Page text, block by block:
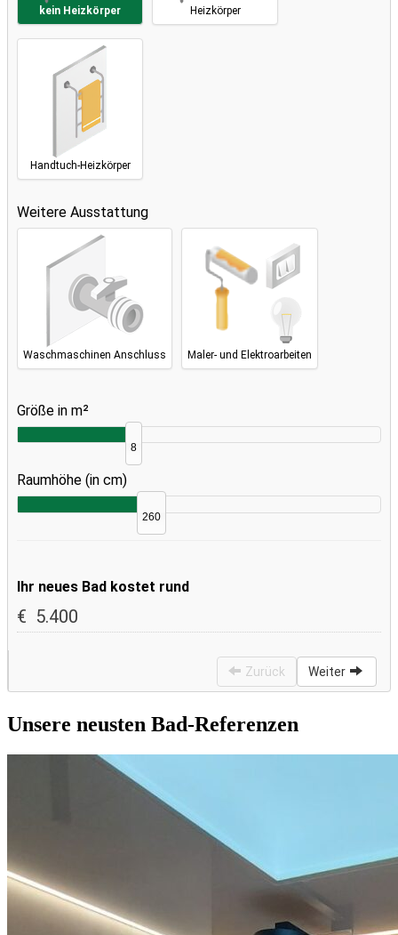
Unsere neusten Bad-Referenzen